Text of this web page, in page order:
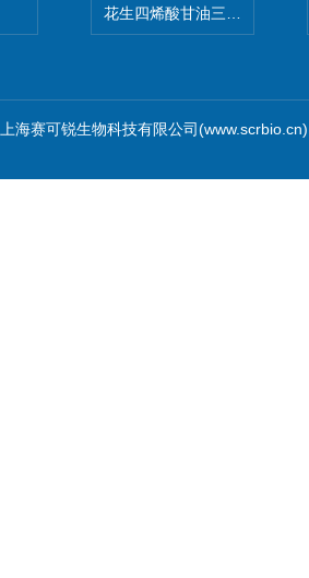
花生四烯酸甘油三酯(顺式-
海赛可锐生物科技有限公司